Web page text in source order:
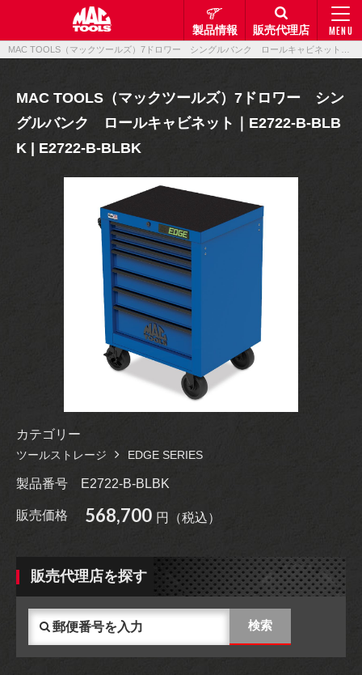
MENU
製品情報 販売代理店
MAC TOOLS（マックツールズ）7ドロワー シン
グルバンク ロールキャビネット｜E2722-B-BLB
K | E2722-B-BLBK
カテゴリー
ツールストレージ EDGE SERIES
製品番号 E2722-B-BLBK
販売価格 568,700 円（税込）
販売代理店を探す